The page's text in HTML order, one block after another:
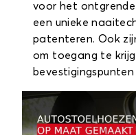
voor het
een unieke
patenteren. Ook
om toegang te